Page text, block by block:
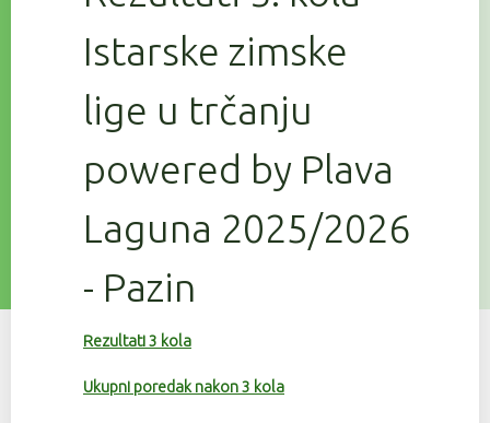
Istarske zimske
lige u trčanju
powered by Plava
Laguna 2025/2026
- Pazin
Rezultati 3 kola
Ukupni poredak nakon 3 kola